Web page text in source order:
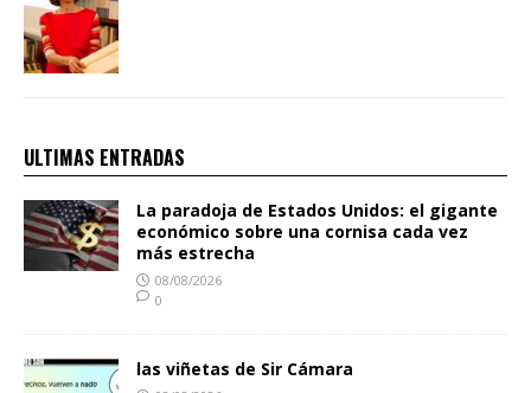
ULTIMAS ENTRADAS
La paradoja de Estados Unidos: el gigante
económico sobre una cornisa cada vez
más estrecha
08/08/2026
0
las viñetas de Sir Cámara